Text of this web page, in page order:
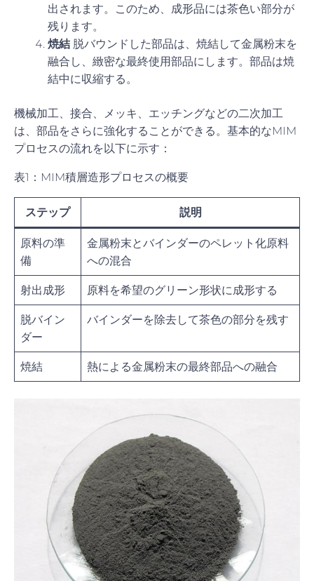
出されます。このため、成形品には茶色い部分が
残ります。
焼結 脱バウンドした部品は、焼結して金属粉末を
融合し、緻密な最終使用部品にします。部品は焼
結中に収縮する。
機械加工、接合、メッキ、エッチングなどの二次加工
は、部品をさらに強化することができる。基本的なMIM
プロセスの流れを以下に示す：
表1：MIM積層造形プロセスの概要
ステップ 説明
原料の準
備
金属粉末とバインダーのペレット化原料
への混合
射出成形 原料を希望のグリーン形状に成形する
脱バイン
ダー
バインダーを除去して茶色の部分を残す
焼結 熱による金属粉末の最終部品への融合